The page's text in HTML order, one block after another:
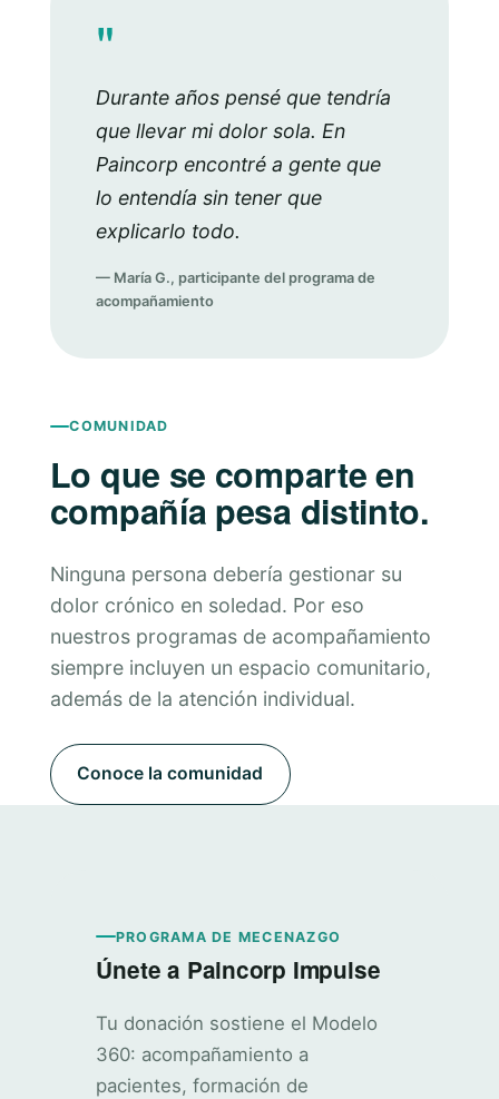
"
Durante años pensé que tendría
que llevar mi dolor sola. En
Paincorp encontré a gente que
lo entendía sin tener que
explicarlo todo.
— María G., participante del programa de
acompañamiento
COMUNIDAD
Lo que se comparte en
compañía pesa distinto.
Ninguna persona debería gestionar su
dolor crónico en soledad. Por eso
nuestros programas de acompañamiento
siempre incluyen un espacio comunitario,
además de la atención individual.
Conoce la comunidad
PROGRAMA DE MECENAZGO
Únete a Paincorp Impulse
Tu donación sostiene el Modelo
360: acompañamiento a
pacientes, formación de